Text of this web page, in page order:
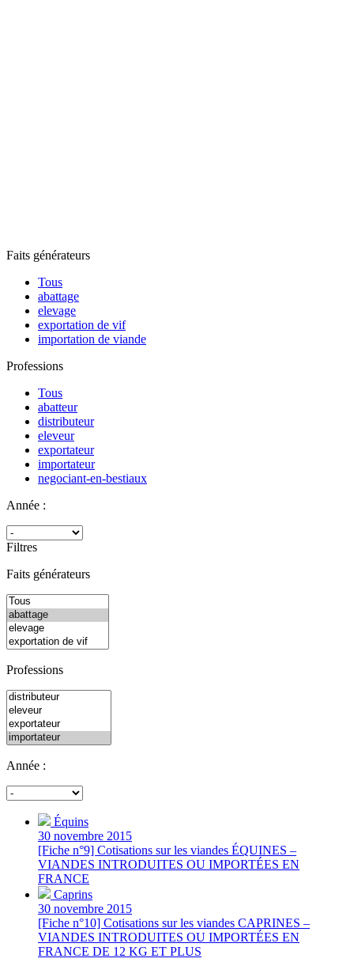
Faits générateurs
Tous
abattage
elevage
exportation de vif
importation de viande
Professions
Tous
abatteur
distributeur
eleveur
exportateur
importateur
negociant-en-bestiaux
Année :
Filtres
Faits générateurs
Professions
Année :
Équins
30 novembre 2015
[Fiche n°9] Cotisations sur les viandes ÉQUINES –
VIANDES INTRODUITES OU IMPORTÉES EN
FRANCE
Caprins
30 novembre 2015
[Fiche n°10] Cotisations sur les viandes CAPRINES –
VIANDES INTRODUITES OU IMPORTÉES EN
FRANCE DE 12 KG ET PLUS